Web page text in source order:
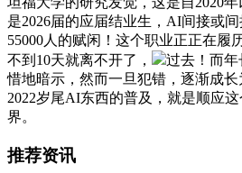
是2026届的应届结业生，AI间接或
55000人的赋闲！这个职业正正在履
不到10天就离不开了，
过去！而年
惜地暗示，然而一旦犯错，逐渐成
2022岁尾AI东西的普及，就是顺应
界。
推荐资讯